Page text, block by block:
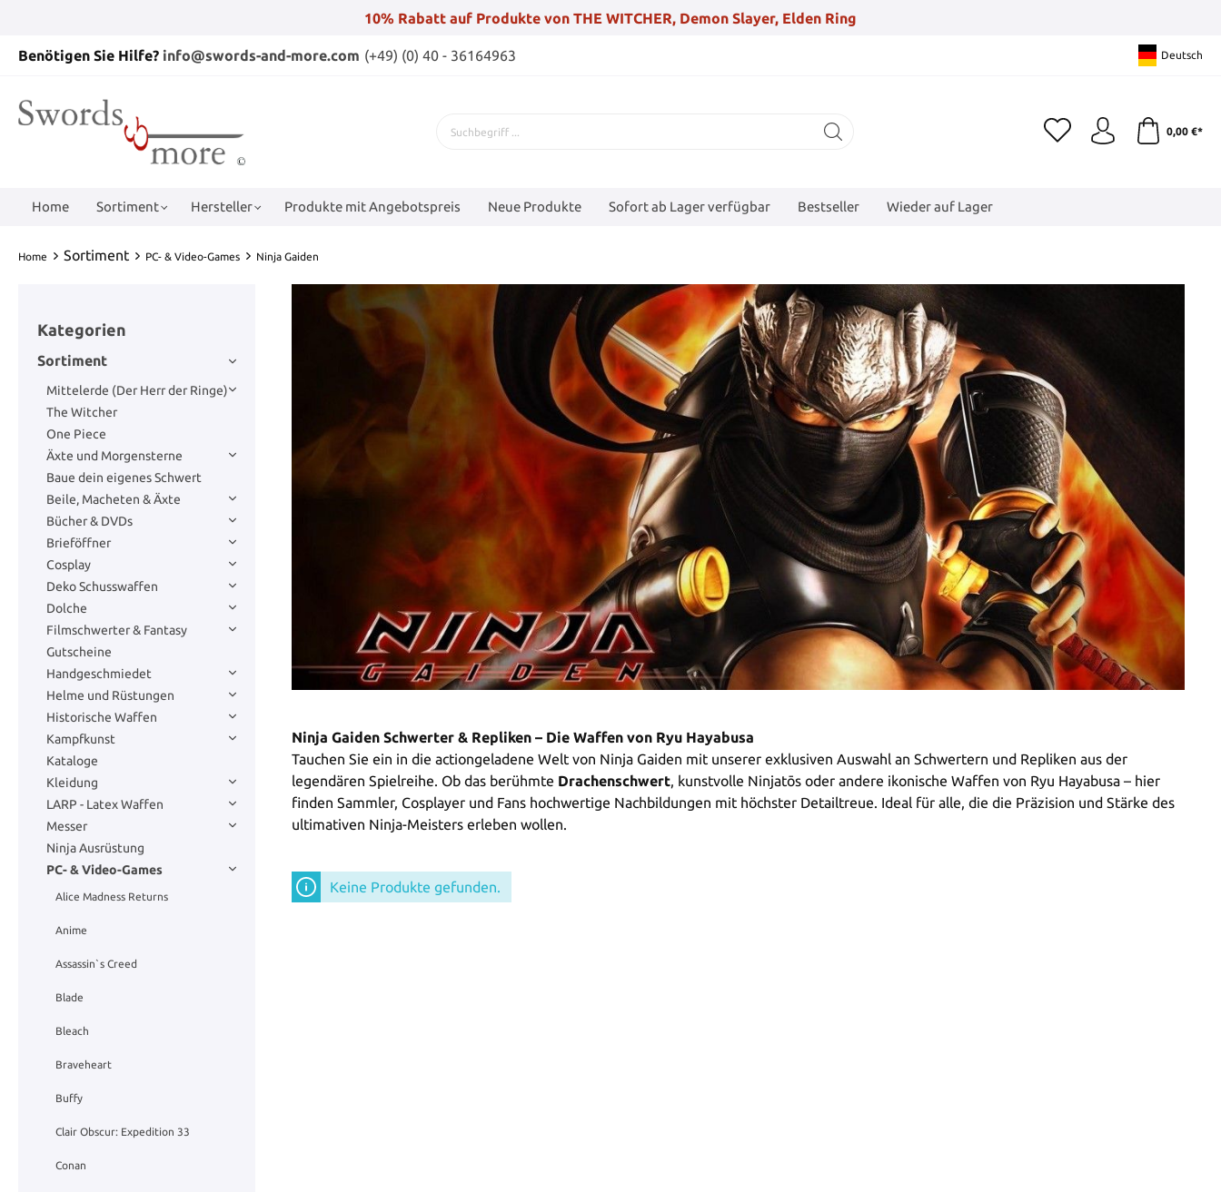
10% Rabatt auf Produkte von THE WITCHER, Demon Slayer, Elden Ring
Benötigen Sie Hilfe? info@swords-and-more.com (+49) (0) 40 - 36164963 Deutsch
0,00 €*
Home Sortiment Hersteller Produkte mit Angebotspreis Neue Produkte Sofort ab Lager verfügbar Bestseller Wieder auf Lager
Home Sortiment PC- & Video-Games Ninja Gaiden
Kategorien
Sortiment
Mittelerde (Der Herr der Ringe)
The Witcher
One Piece
Äxte und Morgensterne
Baue dein eigenes Schwert
Beile, Macheten & Äxte
Bücher & DVDs
Brieföffner
Cosplay
Deko Schusswaffen
Dolche
Filmschwerter & Fantasy
Gutscheine
Handgeschmiedet
Helme und Rüstungen
Historische Waffen
Kampfkunst
Kataloge
Kleidung
LARP - Latex Waffen
Messer
Ninja Ausrüstung
PC- & Video-Games
Alice Madness Returns
Anime
Assassin`s Creed
Blade
Bleach
Braveheart
Buffy
Clair Obscur: Expedition 33
Conan
Ninja Gaiden Schwerter & Repliken – Die Waffen von Ryu Hayabusa
Tauchen Sie ein in die actiongeladene Welt von Ninja Gaiden mit unserer exklusiven Auswahl an Schwertern und Repliken aus der
legendären Spielreihe. Ob das berühmte Drachenschwert, kunstvolle Ninjatōs oder andere ikonische Waffen von Ryu Hayabusa – hier
finden Sammler, Cosplayer und Fans hochwertige Nachbildungen mit höchster Detailtreue. Ideal für alle, die die Präzision und Stärke des
ultimativen Ninja-Meisters erleben wollen.
Keine Produkte gefunden.